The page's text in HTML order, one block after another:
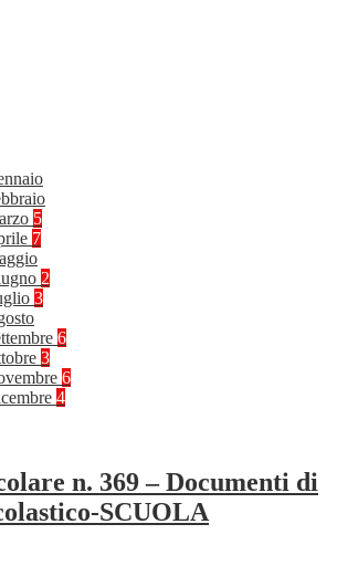
5
7
2
3
6
3
6
4
n. 369 – Documenti di
SCUOLA